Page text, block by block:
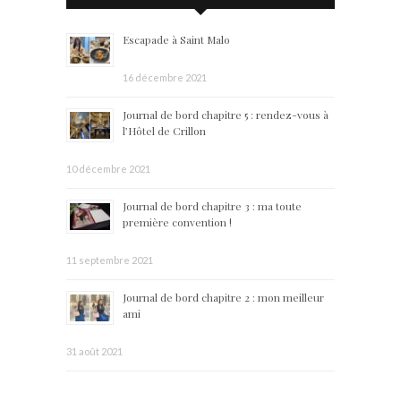
Escapade à Saint Malo
16 décembre 2021
Journal de bord chapitre 5 : rendez-vous à
l’Hôtel de Crillon
10 décembre 2021
Journal de bord chapitre 3 : ma toute
première convention !
11 septembre 2021
Journal de bord chapitre 2 : mon meilleur
ami
31 août 2021